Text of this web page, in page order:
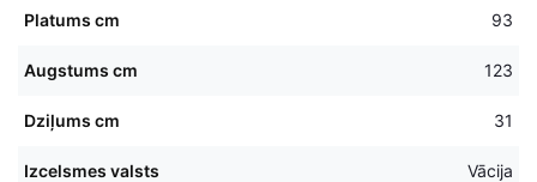
Platums cm 93
Augstums cm 123
Dziļums cm 31
Izcelsmes valsts Vācija